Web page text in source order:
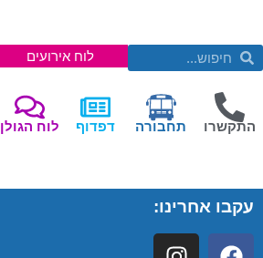
לוח אירועים
התקשרו תחבורה דפדוף לוח הגולן
עקבו אחרינו: